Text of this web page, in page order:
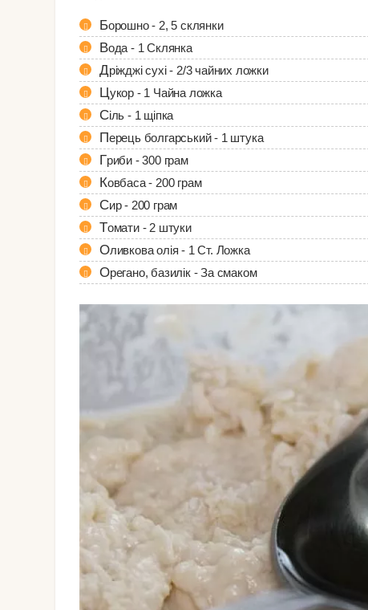
Борошно - 2, 5 склянки
Вода - 1 Склянка
Дріжджі сухі - 2/3 чайних ложки
Цукор - 1 Чайна ложка
Сіль - 1 щіпка
Перець болгарський - 1 штука
Гриби - 300 грам
Ковбаса - 200 грам
Сир - 200 грам
Томати - 2 штуки
Оливкова олія - 1 Ст. Ложка
Орегано, базилік - За смаком